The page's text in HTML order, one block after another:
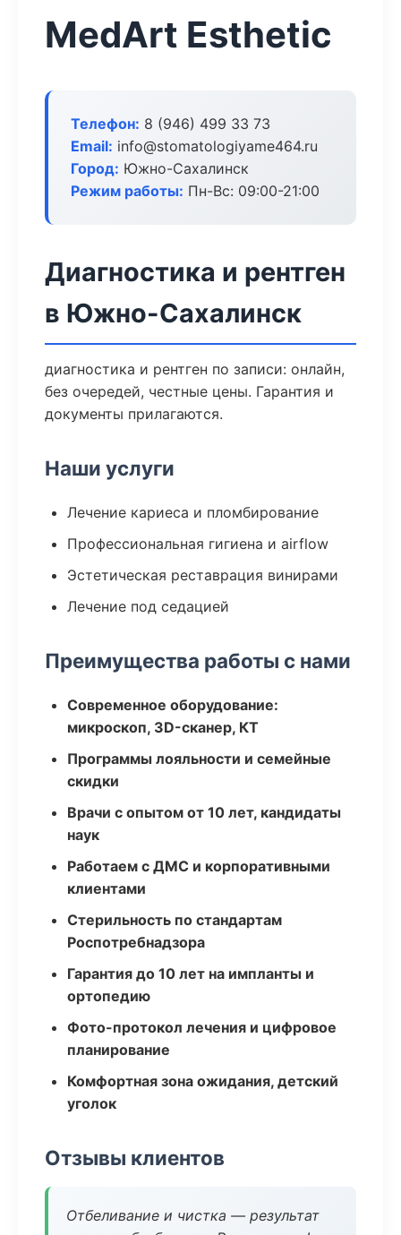
MedArt Esthetic
Телефон: 8 (946) 499 33 73
Email: info@stomatologiyame464.ru
Город: Южно-Сахалинск
Режим работы: Пн-Вс: 09:00-21:00
Диагностика и рентген
в Южно-Сахалинск
диагностика и рентген по записи: онлайн,
без очередей, честные цены. Гарантия и
документы прилагаются.
Наши услуги
Лечение кариеса и пломбирование
Профессиональная гигиена и airflow
Эстетическая реставрация винирами
Лечение под седацией
Преимущества работы с нами
Современное оборудование:
микроскоп, 3D-сканер, КТ
Программы лояльности и семейные
скидки
Врачи с опытом от 10 лет, кандидаты
наук
Работаем с ДМС и корпоративными
клиентами
Стерильность по стандартам
Роспотребнадзора
Гарантия до 10 лет на импланты и
ортопедию
Фото-протокол лечения и цифровое
планирование
Комфортная зона ожидания, детский
уголок
Отзывы клиентов
Отбеливание и чистка — результат